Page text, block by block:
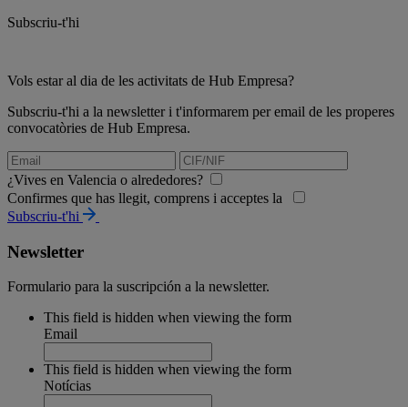
Subscriu-t'hi
Vols estar al dia de les activitats de Hub Empresa?
Subscriu-t'hi a la newsletter i t'informarem per email de les properes
convocatòries de Hub Empresa.
¿Vives en Valencia o alrededores?
Confirmes que has llegit, comprens i acceptes la
Subscriu-t'hi
Newsletter
Formulario para la suscripción a la newsletter.
This field is hidden when viewing the form
Email
This field is hidden when viewing the form
Notícias